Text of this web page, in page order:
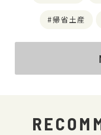
帰省土産